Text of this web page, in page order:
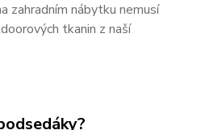
zahradním nábytku nemusí
tkanin z naší